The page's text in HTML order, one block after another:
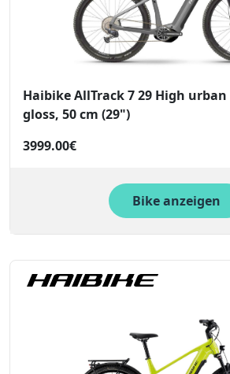
Haibike AllTrack 7 29 High
gloss, 50 cm (29")
3999.00€
Bike anzeigen